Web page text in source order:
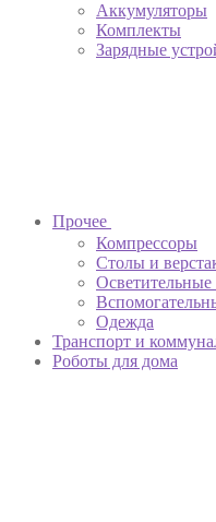
Аккумуляторы
Комплекты
Зарядные
Прочее
Компрессоры
Столы и
Одежда
Транспорт и
Роботы для дома